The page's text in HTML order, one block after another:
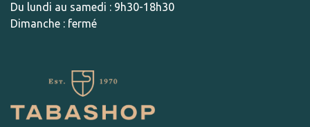
Du lundi au samedi : 9h30-18h30
Dimanche : fermé